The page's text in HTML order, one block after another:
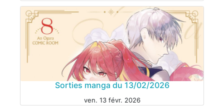
MANGA
Sorties manga du 13/02/2026
ven. 13 févr. 2026